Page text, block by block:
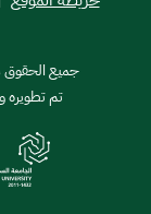
جميع الحقوق محفوظة
تم تطويره وصيانته